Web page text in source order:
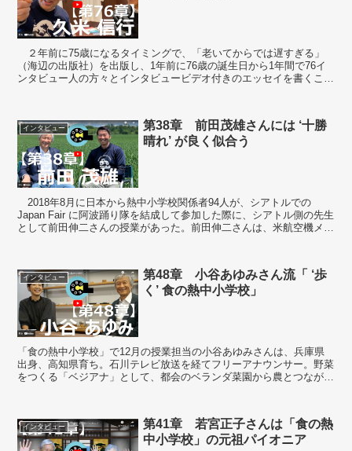
２年前に75歳になるタイミングで、「老いてからでは遅すぎる」
（海辺の出版社）を出版し、1年前に76歳の誕生日から1年間で76イ
ンタビュー人の方々とインタビュービデオ付きのエッセイを書くこと
インタビュー
第38章 前田茂雄さんには ‘十勝
晴れ’ が良く似合う
2018年8月に日本から熱中小学校関係者94人が、シアトルでの
Japan Fair に阿波踊り隊を結成して参加した際に、シアトル側の先生
として前田伸二さんの授業があった。前田伸二さんは、米航空機メー
インタビュー
第48章 小谷あゆみさん流「 ‘歩
く’ 食の熱中小学校」
「食の熱中小学校」で12月の授業担当の小谷あゆみさんは、兵庫県
出身、高知県育ち。石川テレビ放送を経てフリーアナウンサー。野菜
をつくる「ベジアナ」として、都会のベランダ菜園から農とつながる
インタビュー
第41章 若宮正子さんは「食の熱
中小学校」の元祖パイオニア